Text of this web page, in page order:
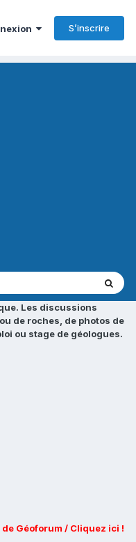
S’inscrire
Les discussions
de roches, de photos de
ou stage de géologues.
Géoforum / Cliquez ici !